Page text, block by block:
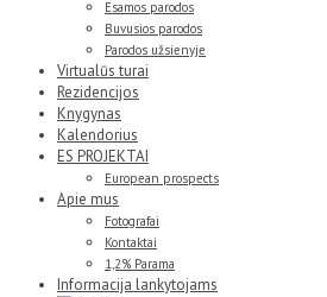
Esamos parodos
Buvusios parodos
Parodos užsienyje
Virtualūs turai
Rezidencijos
Knygynas
Kalendorius
ES PROJEKTAI
European prospects
Apie mus
Fotografai
Kontaktai
1,2% Parama
Informacija lankytojams